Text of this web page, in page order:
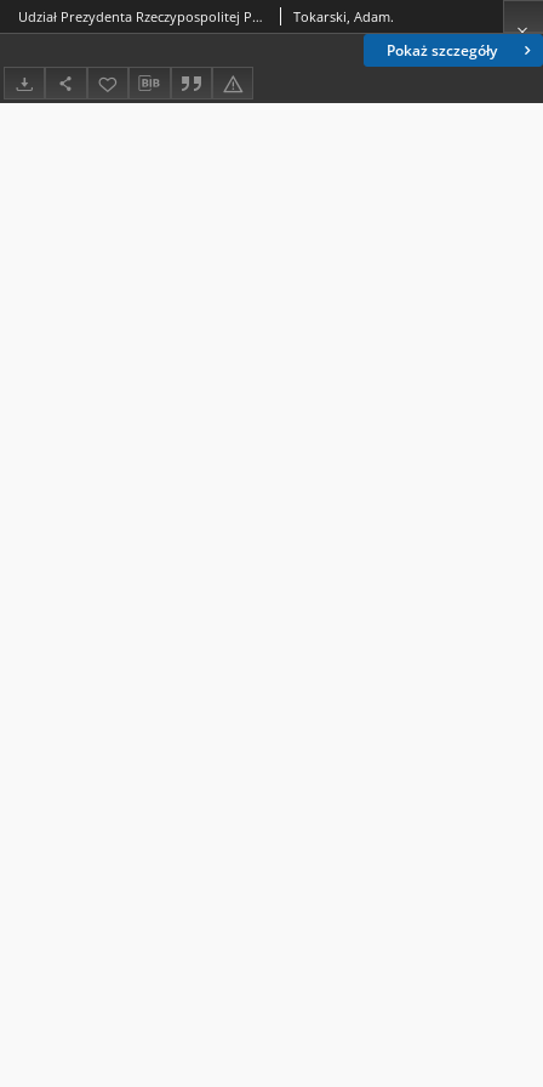
Pokaż szczegóły
Udział Prezydenta Rzeczypospolitej Polskiej w procedurze stanowienia ustawy budżetowej Tokarski, Adam.